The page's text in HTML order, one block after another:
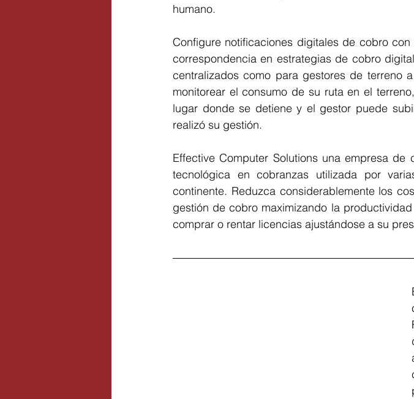
humano.
Configure notificaciones digitales de cobro
correspondencia en estrategias de cobro
centralizados como para gestores de terreno
monitorear el consumo de su ruta en el
lugar donde se detiene y el gestor puede
realizó su gestión.
Effective Computer Solutions una empresa
tecnológica en cobranzas utilizada por
continente. Reduzca considerablemente los
gestión de cobro maximizando la
comprar o rentar licencias ajustándose a su